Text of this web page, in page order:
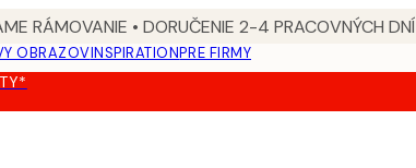
RÁMOVANIE • DORUČENIE 2-4 PRACOVNÝCH DNÍ
OBRAZOVINSPIRATIONPRE FIRMY